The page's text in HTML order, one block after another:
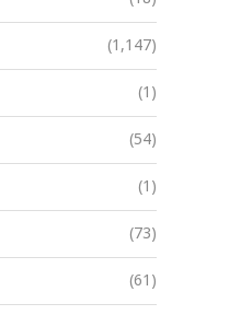
(1,147)
(1)
(54)
(1)
(73)
(61)